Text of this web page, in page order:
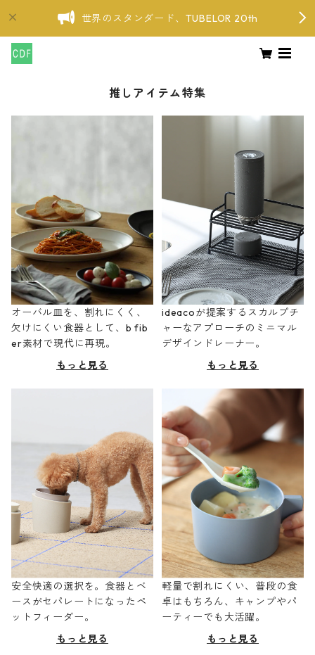
世界のスタンダード、TUBELOR 20th
推しアイテム特集
オーバル皿を、割れにくく、
欠けにくい食器として、b fib
er素材で現代に再現。
もっと見る
ideacoが提案するスカルプチ
ャーなアプローチのミニマル
デザインドレーナー。
もっと見る
安全快適の選択を。食器とベ
ースがセパレートになったペ
ットフィーダー。
もっと見る
軽量で割れにくい、普段の食
卓はもちろん、キャンプやパ
ーティーでも大活躍。
もっと見る